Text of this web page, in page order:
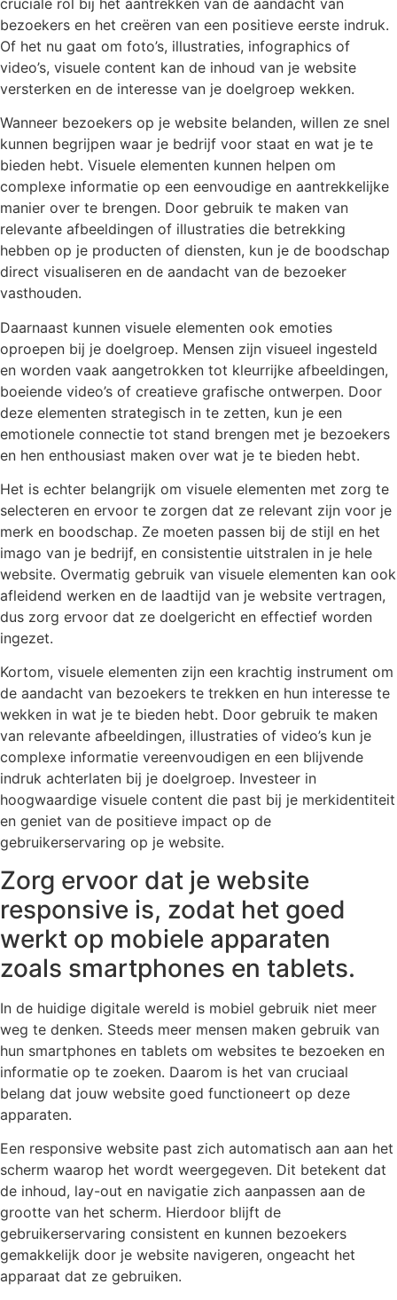
bezoekers en het creëren van een positieve eerste indruk.
Of het nu gaat om foto’s, illustraties, infographics of
video’s, visuele content kan de inhoud van je website
versterken en de interesse van je doelgroep wekken.
Wanneer bezoekers op je website belanden, willen ze snel
kunnen begrijpen waar je bedrijf voor staat en wat je te
bieden hebt. Visuele elementen kunnen helpen om
complexe informatie op een eenvoudige en aantrekkelijke
manier over te brengen. Door gebruik te maken van
relevante afbeeldingen of illustraties die betrekking
hebben op je producten of diensten, kun je de boodschap
direct visualiseren en de aandacht van de bezoeker
vasthouden.
Daarnaast kunnen visuele elementen ook emoties
oproepen bij je doelgroep. Mensen zijn visueel ingesteld
en worden vaak aangetrokken tot kleurrijke afbeeldingen,
boeiende video’s of creatieve grafische ontwerpen. Door
deze elementen strategisch in te zetten, kun je een
emotionele connectie tot stand brengen met je bezoekers
en hen enthousiast maken over wat je te bieden hebt.
Het is echter belangrijk om visuele elementen met zorg te
selecteren en ervoor te zorgen dat ze relevant zijn voor je
merk en boodschap. Ze moeten passen bij de stijl en het
imago van je bedrijf, en consistentie uitstralen in je hele
website. Overmatig gebruik van visuele elementen kan ook
afleidend werken en de laadtijd van je website vertragen,
dus zorg ervoor dat ze doelgericht en effectief worden
ingezet.
Kortom, visuele elementen zijn een krachtig instrument om
de aandacht van bezoekers te trekken en hun interesse te
wekken in wat je te bieden hebt. Door gebruik te maken
van relevante afbeeldingen, illustraties of video’s kun je
complexe informatie vereenvoudigen en een blijvende
indruk achterlaten bij je doelgroep. Investeer in
hoogwaardige visuele content die past bij je merkidentiteit
en geniet van de positieve impact op de
gebruikerservaring op je website.
Zorg ervoor dat je website
responsive is, zodat het goed
werkt op mobiele apparaten
zoals smartphones en tablets.
In de huidige digitale wereld is mobiel gebruik niet meer
weg te denken. Steeds meer mensen maken gebruik van
hun smartphones en tablets om websites te bezoeken en
informatie op te zoeken. Daarom is het van cruciaal
belang dat jouw website goed functioneert op deze
apparaten.
Een responsive website past zich automatisch aan aan het
scherm waarop het wordt weergegeven. Dit betekent dat
de inhoud, lay-out en navigatie zich aanpassen aan de
grootte van het scherm. Hierdoor blijft de
gebruikerservaring consistent en kunnen bezoekers
gemakkelijk door je website navigeren, ongeacht het
apparaat dat ze gebruiken.